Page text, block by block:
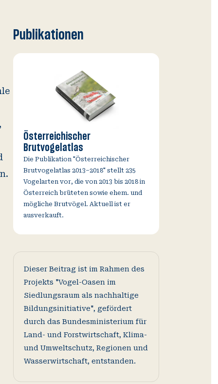
Publikationen
Österreichischer
Brutvogelatlas
Die Publikation "Österreichischer
Brutvogelatlas 2013–2018" stellt 235
Vogelarten vor, die von 2013 bis 2018 in
Österreich brüteten sowie ehem. und
mögliche Brutvögel. Aktuell ist er
ausverkauft.
Dieser Beitrag ist im Rahmen des
Projekts "Vogel-Oasen im
Siedlungsraum als nachhaltige
Bildungsinitiative", gefördert
durch das Bundesministerium für
Land- und Forstwirtschaft, Klima-
und Umweltschutz, Regionen und
Wasserwirtschaft, entstanden.